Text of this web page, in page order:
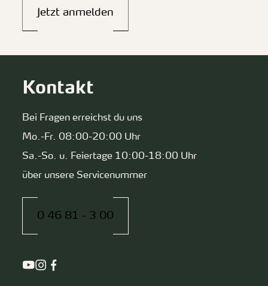
Jetzt anmelden
Kontakt
Bei Fragen erreichst du uns
Mo.-Fr. 08:00-20:00 Uhr
Sa.-So. u. Feiertage 10:00-18:00 Uhr
über unsere Servicenummer
0 46 81 - 3 00